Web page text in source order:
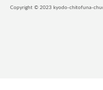
Copyright © 2023 kyodo-chitofuna-